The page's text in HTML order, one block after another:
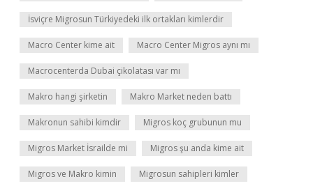
İsviçre Migrosun Türkiyedeki ilk ortakları kimlerdir
Macro Center kime ait Macro Center Migros aynı mı
Macrocenterda Dubai çikolatası var mı
Makro hangi şirketin Makro Market neden battı
Makronun sahibi kimdir Migros koç grubunun mu
Migros Market İsrailde mi Migros şu anda kime ait
Migros ve Makro kimin Migrosun sahipleri kimler